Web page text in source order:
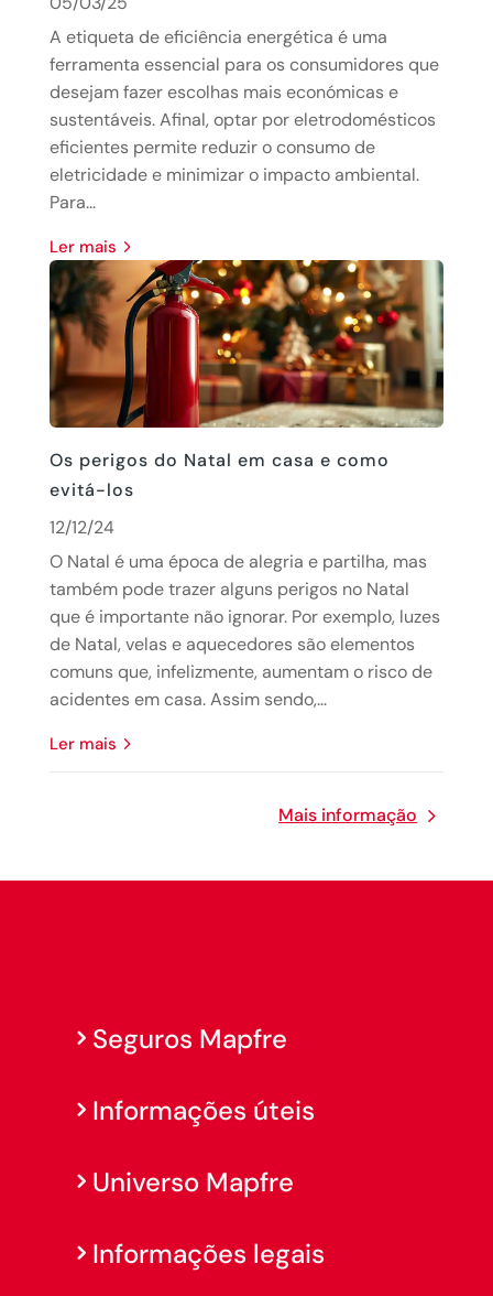
A etiqueta de eficiência energética é uma
ferramenta essencial para os consumidores que
desejam fazer escolhas mais económicas e
sustentáveis. Afinal, optar por eletrodomésticos
eficientes permite reduzir o consumo de
eletricidade e minimizar o impacto ambiental.
Para...
Ler mais
Os perigos do Natal em casa e como
evitá-los
12/12/24
O Natal é uma época de alegria e partilha, mas
também pode trazer alguns perigos no Natal
que é importante não ignorar. Por exemplo, luzes
de Natal, velas e aquecedores são elementos
comuns que, infelizmente, aumentam o risco de
acidentes em casa. Assim sendo,...
Ler mais
Mais informação
Seguros Mapfre
Informações úteis
Universo Mapfre
Informações legais